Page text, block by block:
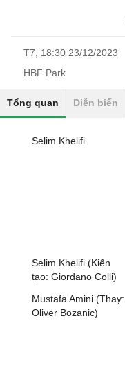
T7, 18:30 23/12/2023
HBF Park
Tổng quan Diễn biến
Selim Khelifi
Selim Khelifi (Kiến
tạo: Giordano Colli)
Mustafa Amini (Thay:
Oliver Bozanic)